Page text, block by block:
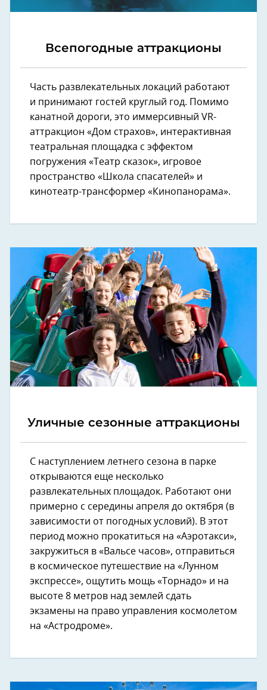
Всепогодные аттракционы
Часть развлекательных локаций работают
и принимают гостей круглый год. Помимо
канатной дороги, это иммерсивный VR-
аттракцион «Дом страхов», интерактивная
театральная площадка с эффектом
погружения «Театр сказок», игровое
пространство «Школа спасателей» и
кинотеатр-трансформер «Кинопанорама».
Уличные сезонные аттракционы
С наступлением летнего сезона в парке
открываются еще несколько
развлекательных площадок. Работают они
примерно с середины апреля до октября (в
зависимости от погодных условий). В этот
период можно прокатиться на «Аэротакси»,
закружиться в «Вальсе часов», отправиться
в космическое путешествие на «Лунном
экспрессе», ощутить мощь «Торнадо» и на
высоте 8 метров над землей сдать
экзамены на право управления космолетом
на «Астродроме».